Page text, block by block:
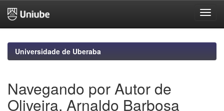
navigationUniversidade de Uberaba
Navegando por Autor de
Oliveira, Arnaldo Barbosa